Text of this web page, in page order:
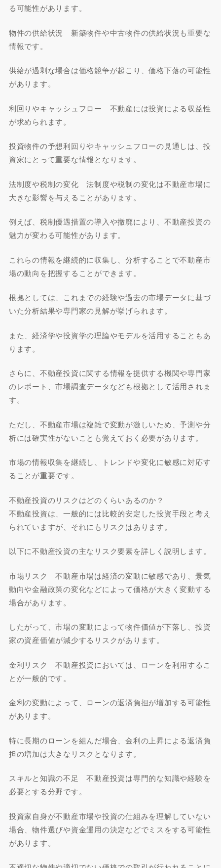
る可能性があります。
物件の供給状況 新築物件や中古物件の供給状況も重要な
情報です。
供給が過剰な場合は価格競争が起こり、価格下落の可能性
があります。
利回りやキャッシュフロー 不動産には投資による収益性
が求められます。
投資物件の予想利回りやキャッシュフローの見通しは、投
資家にとって重要な情報となります。
法制度や税制の変化 法制度や税制の変化は不動産市場に
大きな影響を与えることがあります。
例えば、税制優遇措置の導入や撤廃により、不動産投資の
魅力が変わる可能性があります。
これらの情報を継続的に収集し、分析することで不動産市
場の動向を把握することができます。
根拠としては、これまでの経験や過去の市場データに基づ
いた分析結果や専門家の見解が挙げられます。
また、経済学や投資学の理論やモデルを活用することもあ
ります。
さらに、不動産投資に関する情報を提供する機関や専門家
のレポート、市場調査データなども根拠として活用されま
す。
ただし、不動産市場は複雑で変動が激しいため、予測や分
析には確実性がないことも覚えておく必要があります。
市場の情報収集を継続し、トレンドや変化に敏感に対応す
ることが重要です。
不動産投資のリスクはどのくらいあるのか？
不動産投資は、一般的には比較的安定した投資手段と考え
られていますが、それにもリスクはあります。
以下に不動産投資の主なリスク要素を詳しく説明します。
市場リスク 不動産市場は経済の変動に敏感であり、景気
動向や金融政策の変化などによって価格が大きく変動する
場合があります。
したがって、市場の変動によって物件価値が下落し、投資
家の資産価値が減少するリスクがあります。
金利リスク 不動産投資においては、ローンを利用するこ
とが一般的です。
金利の変動によって、ローンの返済負担が増加する可能性
があります。
特に長期のローンを組んだ場合、金利の上昇による返済負
担の増加は大きなリスクとなります。
スキルと知識の不足 不動産投資は専門的な知識や経験を
必要とする分野です。
投資家自身が不動産市場や投資の仕組みを理解していない
場合、物件選びや資金運用の決定などでミスをする可能性
があります。